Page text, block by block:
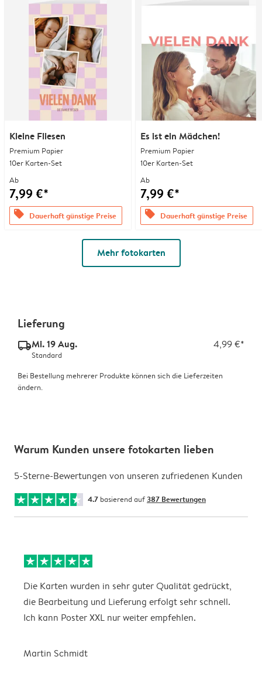
Kleine Fliesen
Premium Papier
10er Karten-Set
Ab
7,99 €*
offers Dauerhaft günstige Preise
Es ist ein Mädchen!
Premium Papier
10er Karten-Set
Ab
7,99 €*
offers Dauerhaft günstige Preise
Mehr fotokarten
Lieferung
delivery_standard_v2Mi. 19 Aug. 4,99 €*
Standard
Bei Bestellung mehrerer Produkte können sich die Lieferzeiten
ändern.
Warum Kunden unsere fotokarten lieben
5-Sterne-Bewertungen von unseren zufriedenen Kunden
4.7 basierend auf387 Bewertungen
Die Karten wurden in sehr guter Qualität gedrückt,
die Bearbeitung und Lieferung erfolgt sehr schnell.
Ich kann Poster XXL nur weiter empfehlen.
Martin Schmidt